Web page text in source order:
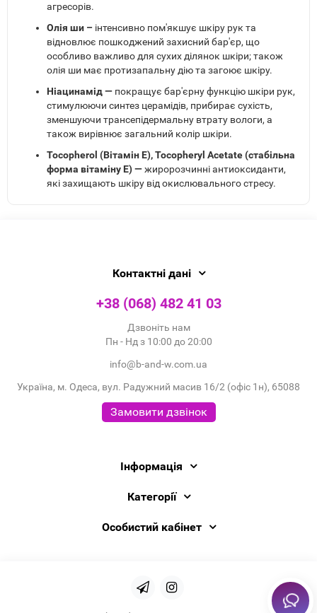
агресорів.
Олія ши – інтенсивно пом'якшує шкіру рук та
відновлює пошкоджений захисний бар'єр, що
особливо важливо для сухих ділянок шкіри; також
олія ши має протизапальну дію та загоює шкіру.
Ніацинамід — покращує бар'єрну функцію шкіри рук,
стимулюючи синтез церамідів, прибирає сухість,
зменшуючи трансепідермальну втрату вологи, а
також вирівнює загальний колір шкіри.
Tocopherol (Вітамін Е), Tocopheryl Acetate (стабільна
форма вітаміну Е) —жиророзчинні антиоксиданти,
які захищають шкіру від окислювального стресу.
Контактні дані
+38 (068) 482 41 03
Дзвоніть нам
Пн - Нд з 10:00 до 20:00
info@b-and-w.com.ua
Україна, м. Одеса, вул. Радужний масив 16/2 (офіс 1н), 65088
Замовити дзвінок
Інформація
Категорії
Особистий кабінет